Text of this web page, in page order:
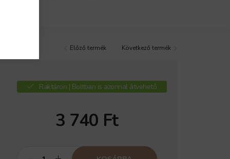
Előző termék Következő termék
Raktáron | Boltban is azonnal átvehető
3 740 Ft